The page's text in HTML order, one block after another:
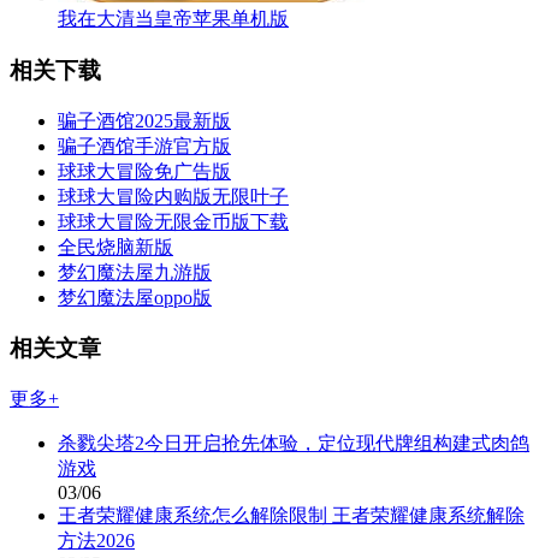
我在大清当皇帝苹果单机版
相关下载
骗子酒馆2025最新版
骗子酒馆手游官方版
球球大冒险免广告版
球球大冒险内购版无限叶子
球球大冒险无限金币版下载
全民烧脑新版
梦幻魔法屋九游版
梦幻魔法屋oppo版
相关文章
更多+
杀戮尖塔2今日开启抢先体验，定位现代牌组构建式肉鸽
游戏
03/06
王者荣耀健康系统怎么解除限制 王者荣耀健康系统解除
方法2026